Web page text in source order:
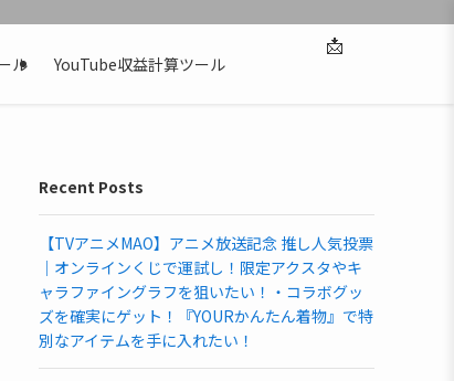
ル YouTube収益計算ツール
📩
Recent Posts
【TVアニメMAO】アニメ放送記念 推し人気投票
｜オンラインくじで運試し！限定アクスタやキ
ャラファイングラフを狙いたい！・コラボグッ
ズを確実にゲット！『YOURかんたん着物』で特
別なアイテムを手に入れたい！